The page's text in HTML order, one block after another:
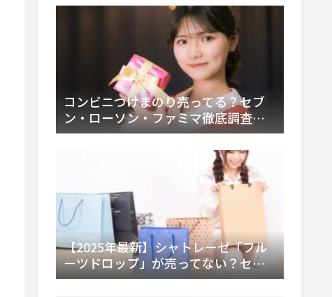
をチェック
コンビニつけまのり売ってる？セブ
ン・ローソン・ファミマ徹底調査！
ドンキや薬局、Amazon楽天で買う方
【2025年最新】シャトレーゼ「フル
ーツドロップ」が売ってない？セブ
ンでの販売終了理由と代替アイスを